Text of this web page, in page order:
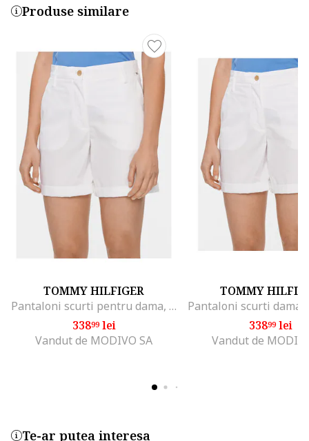
Produse similare
TOMMY HILFIGER
Pantaloni scurti pentru dama, alb
33899lei
Vandut de MODIVO SA
TOMMY
33899lei
Vandut de
Te-ar putea interesa